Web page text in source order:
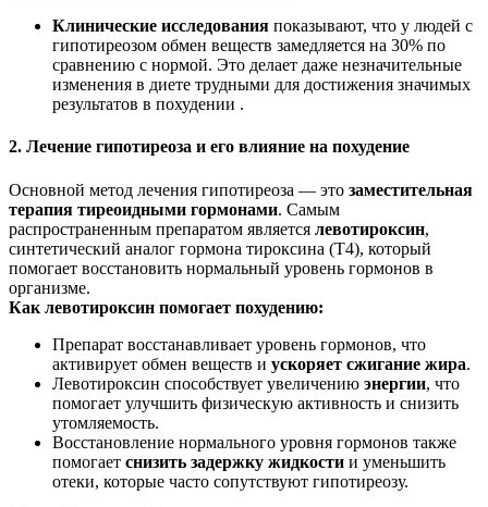
Клинические исследования показывают, что у людей с
гипотиреозом обмен веществ замедляется на 30% по
сравнению с нормой. Это делает даже незначительные
изменения в диете трудными для достижения значимых
результатов в похудении .
2. Лечение гипотиреоза и его влияние на похудение
Основной метод лечения гипотиреоза — это заместительная
терапия тиреоидными гормонами. Самым
распространенным препаратом является левотироксин,
синтетический аналог гормона тироксина (Т4), который
помогает восстановить нормальный уровень гормонов в
организме.
Как левотироксин помогает похудению:
Препарат восстанавливает уровень гормонов, что
активирует обмен веществ и ускоряет сжигание жира.
Левотироксин способствует увеличению энергии, что
помогает улучшить физическую активность и снизить
утомляемость.
Восстановление нормального уровня гормонов также
помогает снизить задержку жидкости и уменьшить
отеки, которые часто сопутствуют гипотиреозу.